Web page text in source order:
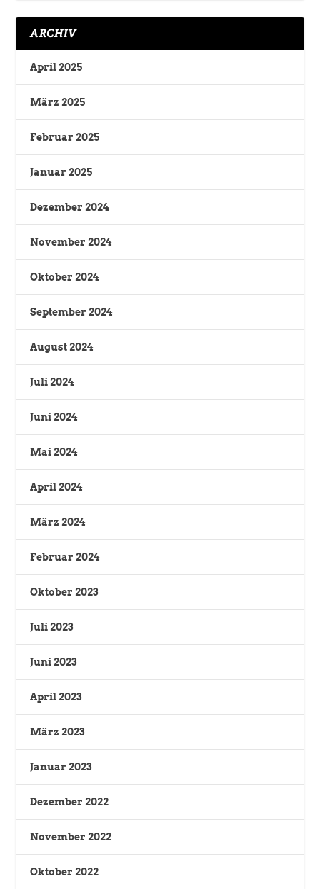
ARCHIV
April 2025
März 2025
Februar 2025
Januar 2025
Dezember 2024
November 2024
Oktober 2024
September 2024
August 2024
Juli 2024
Juni 2024
Mai 2024
April 2024
März 2024
Februar 2024
Oktober 2023
Juli 2023
Juni 2023
April 2023
März 2023
Januar 2023
Dezember 2022
November 2022
Oktober 2022